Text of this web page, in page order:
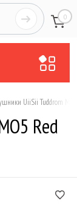
0
UiiSii Tuddrom
Red